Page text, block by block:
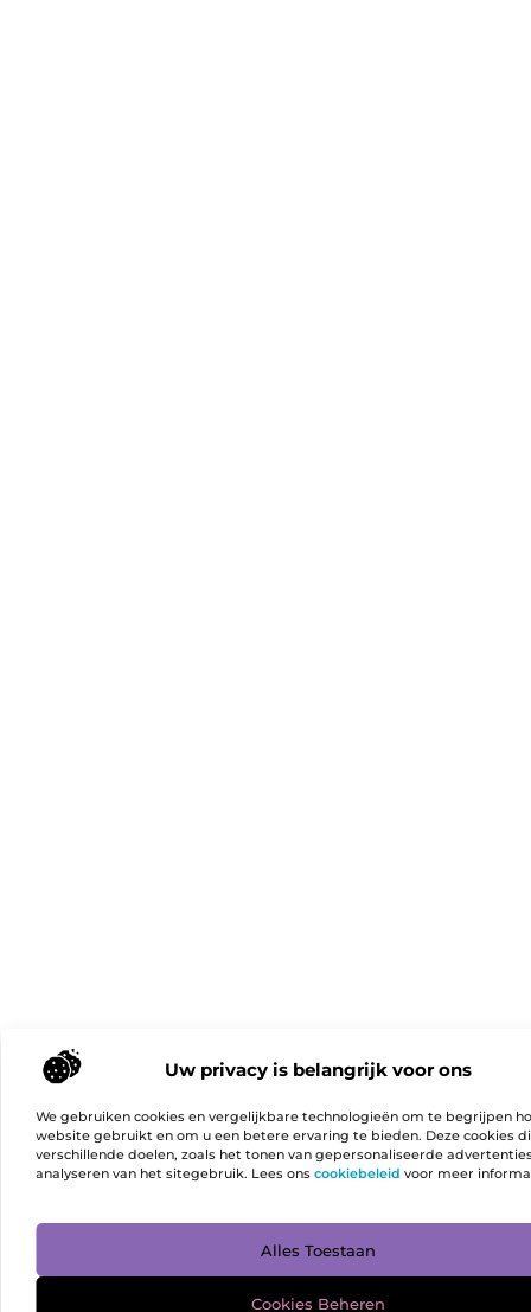
Uw privacy is belangrijk voor ons
We gebruiken cookies en vergelijkbare technologieën om te begrijpen
website gebruikt en om u een betere ervaring te bieden. Deze cookies
verschillende doelen, zoals het tonen van gepersonaliseerde
analyseren van het sitegebruik. Lees ons cookiebeleid voor meer
Alles Toestaan
Cookies Beheren